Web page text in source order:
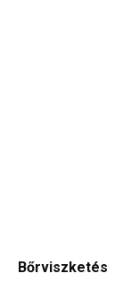
Bőrviszketés